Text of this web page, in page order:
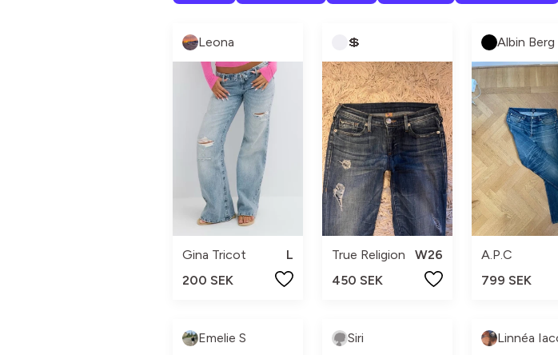
Leona
Gina Tricot
L
200 SEK
💲
True Religion
W26
450 SEK
Albin Berg
A.P.C
799 SEK
Emelie S Siri